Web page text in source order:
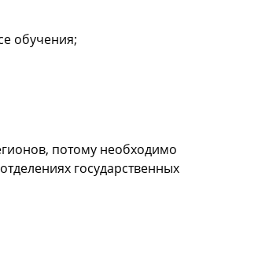
обучения;
потому необходимо
государственных